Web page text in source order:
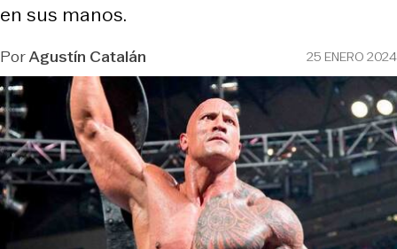
en sus manos.
PorAgustín Catalán 25 ENERO 2024